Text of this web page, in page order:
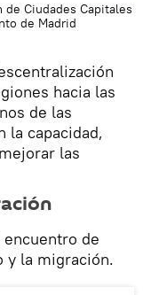
Ciudades Capitales
de Madrid
hacia las
de las
la capacidad,
las
de
y la migración.